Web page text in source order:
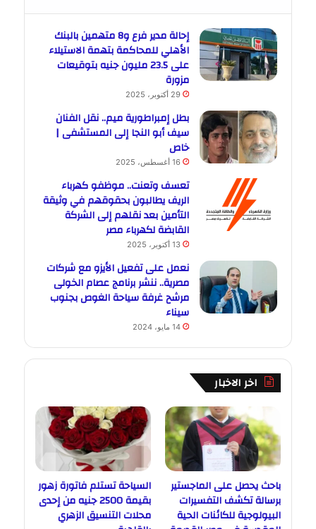
إحالة مدير فرع و8 متهمين بالبنك
الأهلي للمحاكمة بتهمة الاستيلاء
على 23.5 مليون جنيه بتوقيعات
مزورة
29 أكتوبر، 2025
بطل إمبراطورية ميم.. نقل الفنان
سيف أبو النجا إلى المستشفى |
خاص
16 أغسطس، 2025
تعسف وتعنت.. موظفو كهرباء
الريف يطالبون بحقوقهم في وثيقة
التأمين بعد نقلهم إلى الشركة
القابضة لكهرباء مصر
13 أكتوبر، 2025
نعمل على تفعيل الأيزو مع شركات
مصرية.. ننشر برنامج عصام الخولى
مرشح غرفة سياحة الغوص بجنوب
سيناء
14 مايو، 2024
اخر الاخبار
باحث يحصل على الماجستير
برسالة تكشف التفسيرات
البيولوجية للكائنات الحية
السياحة تستلم فاتورة زهور
بقيمة 2500 جنيه من إحدى
محلات التنسيق الزهري